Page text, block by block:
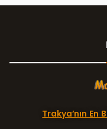
Trakya’nın En